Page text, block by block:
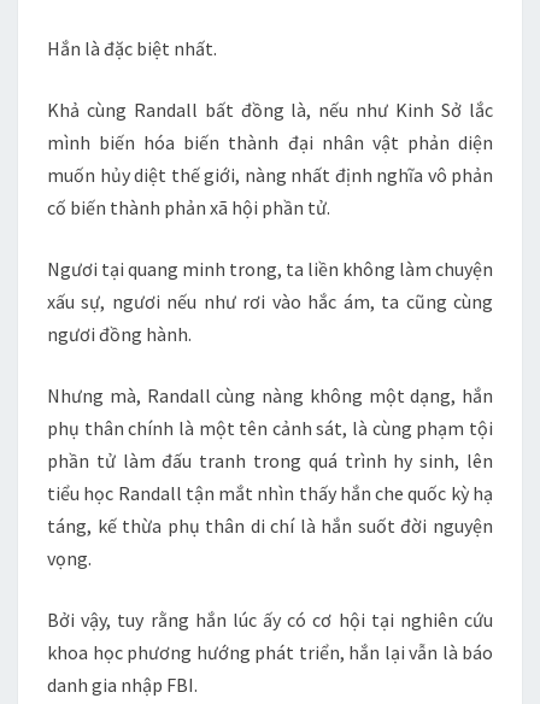
Hắn là đặc biệt nhất.
Khả cùng Randall bất đồng là, nếu như Kinh Sở lắc
mình biến hóa biến thành đại nhân vật phản diện
muốn hủy diệt thế giới, nàng nhất định nghĩa vô phản
cố biến thành phản xã hội phần tử.
Ngươi tại quang minh trong, ta liền không làm chuyện
xấu sự, ngươi nếu như rơi vào hắc ám, ta cũng cùng
ngươi đồng hành.
Nhưng mà, Randall cùng nàng không một dạng, hắn
phụ thân chính là một tên cảnh sát, là cùng phạm tội
phần tử làm đấu tranh trong quá trình hy sinh, lên
tiểu học Randall tận mắt nhìn thấy hắn che quốc kỳ hạ
táng, kế thừa phụ thân di chí là hắn suốt đời nguyện
vọng.
Bởi vậy, tuy rằng hắn lúc ấy có cơ hội tại nghiên cứu
khoa học phương hướng phát triển, hắn lại vẫn là báo
danh gia nhập FBI.